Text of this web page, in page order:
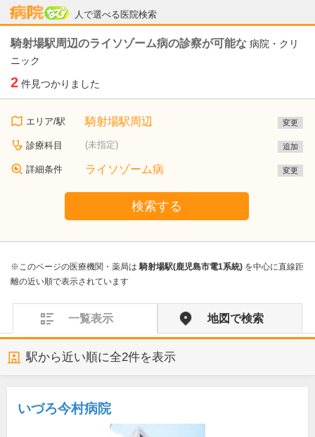
人で選べる医院検索
病院なび
騎射場駅周辺のライソゾーム病の診察が可能な 病院・クリ
ニック
2 件見つかりました
エリア/駅 騎射場駅周辺 変更
診療科目 (未指定) 追加
詳細条件 ライソゾーム病 変更
検索する
※このページの医療機関・薬局は騎射場駅(鹿児島市電1系統) を中心に直線距
離の近い順で表示されています
一覧表示 地図で検索
駅から近い順に全2件を表示
いづろ今村病院